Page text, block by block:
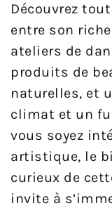
Découvrez
entre son
ateliers de
produits de
naturelles, et
climat et un
vous soyez
artistique, le
curieux de
invite à